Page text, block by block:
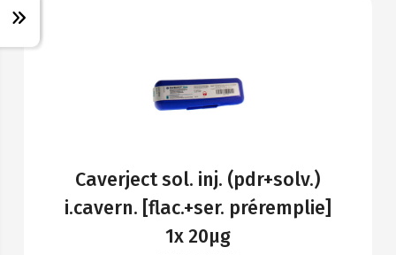
Caverject sol. inj. (pdr+solv.)
i.cavern. [flac.+ser. préremplie]
1x 20µg